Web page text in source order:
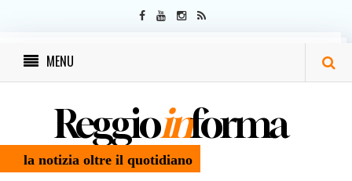
MENU
Reggioinforma
la notizia oltre il quotidiano